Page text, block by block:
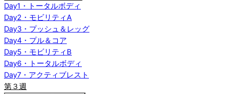
Day1・トータルボディ
Day2・モビリティA
Day3・プッシュ＆レッグ
Day4・プル＆コア
Day5・モビリティB
Day6・トータルボディ
Day7・アクティブレスト
第３週